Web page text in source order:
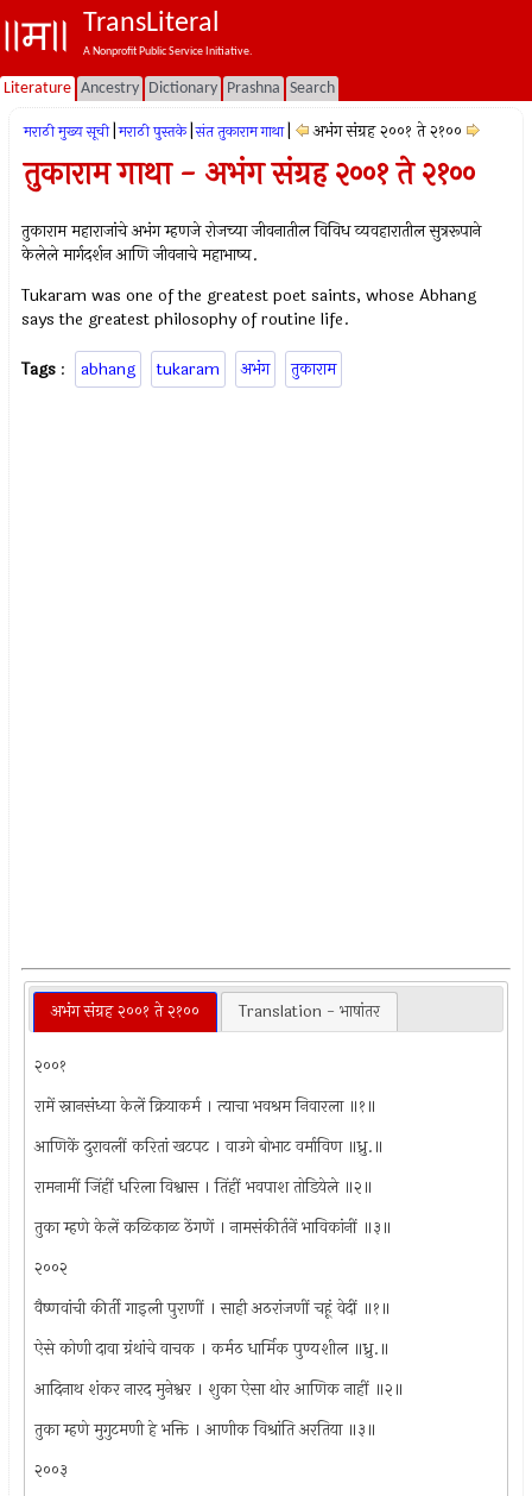
TransLiteral
A Nonprofit Public Service Initiative.
Literature Ancestry Dictionary Prashna Search
मराठी मुख्य सूची मराठी पुस्तके संत तुकाराम गाथा अभंग संग्रह २००१ ते २१००
तुकाराम गाथा - अभंग संग्रह २००१ ते २१००
तुकाराम महाराजांचे अभंग म्हणजे रोजच्या जीवनातील विविध व्यवहारातील सुत्ररूपाने
केलेले मार्गदर्शन आणि जीवनाचे महाभाष्य.
Tukaram was one of the greatest poet saints, whose Abhang
says the greatest philosophy of routine life.
Tags : abhang tukaram अभंग तुकाराम
अभंग संग्रह २००१ ते २१०० Translation - भाषांतर
२००१
रामें स्नानसंध्या केलें क्रियाकर्म । त्याचा भवश्रम निवारला ॥१॥
आणिकें दुरावलीं करितां खटपट । वाउगे बोभाट वर्माविण ॥ध्रु.॥
रामनामीं जिंहीं धरिला विश्वास । तिंहीं भवपाश तोडियेले ॥२॥
तुका म्हणे केलें कळिकाळ ठेंगणें । नामसंकीर्तनें भाविकांनीं ॥३॥
२००२
वैष्णवांची कीर्ती गाइली पुराणीं । साही अठरांजणीं चहूं वेदीं ॥१॥
ऐसे कोणी दावा ग्रंथांचे वाचक । कर्मठ धार्मिक पुण्यशील ॥ध्रु.॥
आदिनाथ शंकर नारद मुनेश्वर । शुका ऐसा थोर आणिक नाहीं ॥२॥
तुका म्हणे मुगुटमणी हे भक्ति । आणीक विश्रांति अरतिया ॥३॥
२००३